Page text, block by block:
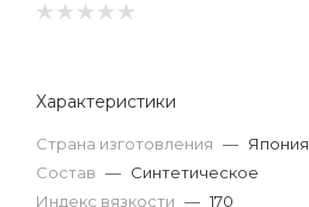
Характеристики
Страна изготовления — Япония
Состав — Синтетическое
Индекс вязкости — 170